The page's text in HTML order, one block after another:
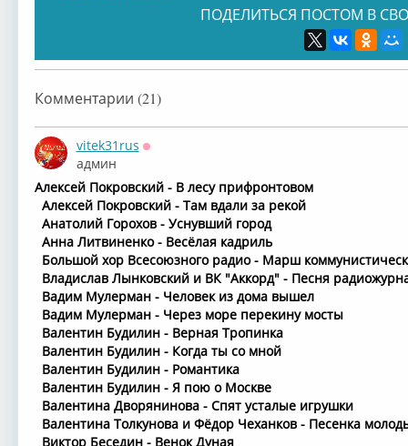
ПОДЕЛИТЬСЯ ПОСТОМ В
Комментарии (21)
vitek31rus
админ
Алексей Покровский - В лесу прифронтовом
Алексей Покровский - Там вдали за рекой
Анатолий Горохов - Уснувший город
Анна Литвиненко - Весёлая кадриль
Большой хор Всесоюзного радио - Марш
Владислав Лынковский и ВК "Аккорд" - Песня
Вадим Мулерман - Человек из дома вышел
Вадим Мулерман - Через море перекину мосты
Валентин Будилин - Верная Тропинка
Валентин Будилин - Когда ты со мной
Валентин Будилин - Романтика
Валентин Будилин - Я пою о Москве
Валентина Дворянинова - Спят усталые игрушки
Валентина Толкунова и Фёдор Чеханков - Песенка
Виктор Беседин - Венок Дуная